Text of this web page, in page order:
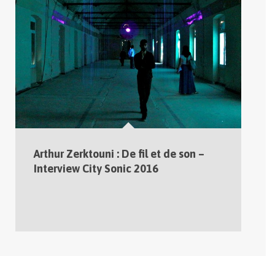
Arthur Zerktouni : De fil et de son –
Interview City Sonic 2016